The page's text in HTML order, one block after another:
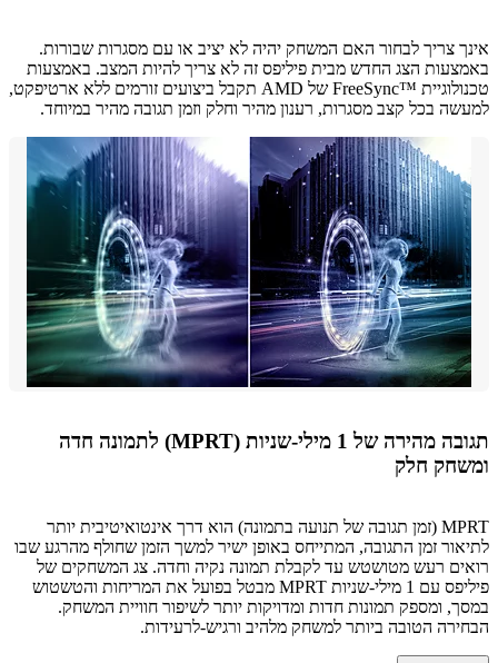
צריך לבחור האם המשחק יהיה לא יציב או עם מסגרות שבורות.
הצג החדש מבית פיליפס זה לא צריך להיות המצב. באמצעות
טכנולוגיית FreeSync™‎ של AMD תקבל ביצועים זורמים ללא ארטיפקט,
בכל קצב מסגרות, רענון מהיר וחלק וזמן תגובה מהיר במיוחד.
תגובה מהירה של 1 מילי-שניות (MPRT) לתמונה חדה
חלק
MPRT (זמן תגובה של תנועה בתמונה) הוא דרך אינטואיטיבית יותר
זמן התגובה, המתייחס באופן ישיר למשך הזמן שחולף מהרגע שבו
רעש מטושטש עד לקבלת תמונה נקיה וחדה. צג המשחקים של
פיליפס עם 1 מילי-שניות MPRT מבטל בפועל את המריחות והטשטוש
ומספק תמונות חדות ומדויקות יותר לשיפור חוויית המשחק.
הטובה ביותר למשחק מלהיב ורגיש-לרעידות.